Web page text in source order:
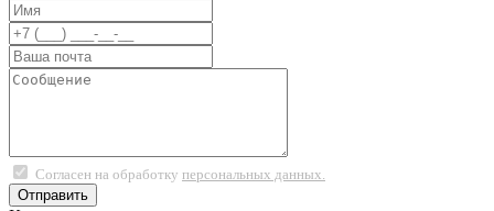
Согласен на обработку персональных данных.